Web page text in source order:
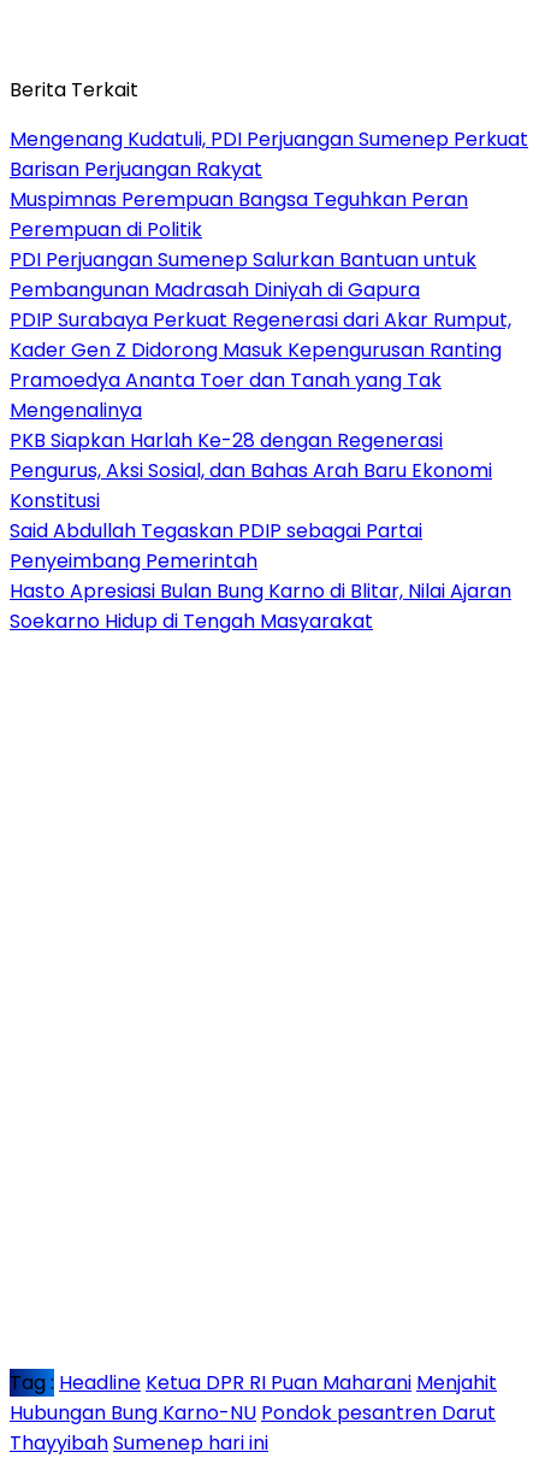
Berita Terkait
Mengenang Kudatuli, PDI Perjuangan Sumenep Perkuat
Barisan Perjuangan Rakyat
Muspimnas Perempuan Bangsa Teguhkan Peran
Perempuan di Politik
PDI Perjuangan Sumenep Salurkan Bantuan untuk
Pembangunan Madrasah Diniyah di Gapura
PDIP Surabaya Perkuat Regenerasi dari Akar Rumput,
Kader Gen Z Didorong Masuk Kepengurusan Ranting
Pramoedya Ananta Toer dan Tanah yang Tak
Mengenalinya
PKB Siapkan Harlah Ke-28 dengan Regenerasi
Pengurus, Aksi Sosial, dan Bahas Arah Baru Ekonomi
Konstitusi
Said Abdullah Tegaskan PDIP sebagai Partai
Penyeimbang Pemerintah
Hasto Apresiasi Bulan Bung Karno di Blitar, Nilai Ajaran
Soekarno Hidup di Tengah Masyarakat
Tag : Headline Ketua DPR RI Puan Maharani Menjahit
Hubungan Bung Karno-NU Pondok pesantren Darut
ThayyibahSumenep hari ini